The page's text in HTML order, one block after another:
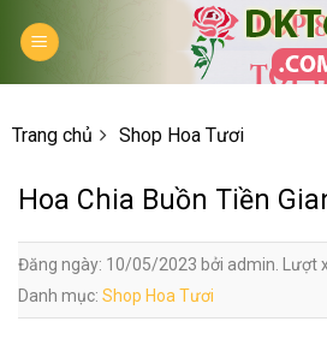
Trang chủ Shop Hoa Tươi
Hoa Chia Buồn Tiền
Đăng ngày: 10/05/2023 bởi admin. Lượt
Danh mục: Shop Hoa Tươi